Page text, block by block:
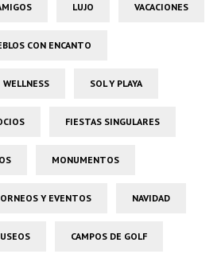
LUJO VACACIONES
CON ENCANTO
WELLNESS SOL Y PLAYA
FIESTAS SINGULARES
MONUMENTOS
Y EVENTOS NAVIDAD
CAMPOS DE GOLF